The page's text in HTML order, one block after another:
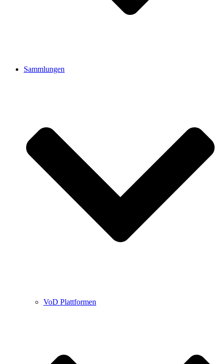
Sammlungen
VoD Plattformen